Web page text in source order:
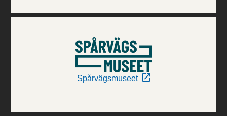
Spårvägsmuseet